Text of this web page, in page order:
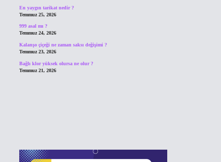
En yaygın tarikat nedir ?
Temmuz 25, 2026
999 asal mı ?
Temmuz 24, 2026
Kalanşo çiçeği ne zaman saksı değişimi ?
Temmuz 23, 2026
Bağlı klor yüksek olursa ne olur ?
Temmuz 21, 2026